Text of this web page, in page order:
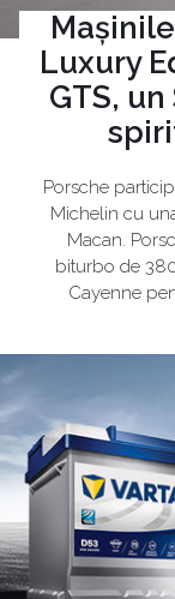
Luxury
GTS,
Porsche
Michelin cu
Macan.
biturbo de
Cayenne